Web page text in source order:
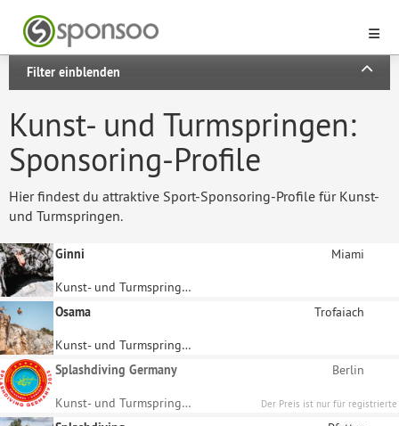
Filter einblenden
Kunst- und Turmspringen:
Sponsoring-Profile
Hier findest du attraktive Sport-Sponsoring-Profile für Kunst-
und Turmspringen.
Ginni Miami
Kunst- und Turmspringen
Osama
Trofaiach
Kunst- und Turmspringen
Splashdiving Germany
Berlin
Kunst- und Turmspringen
Der Preis ist nur für registrierte
Unternehmen sichtbar